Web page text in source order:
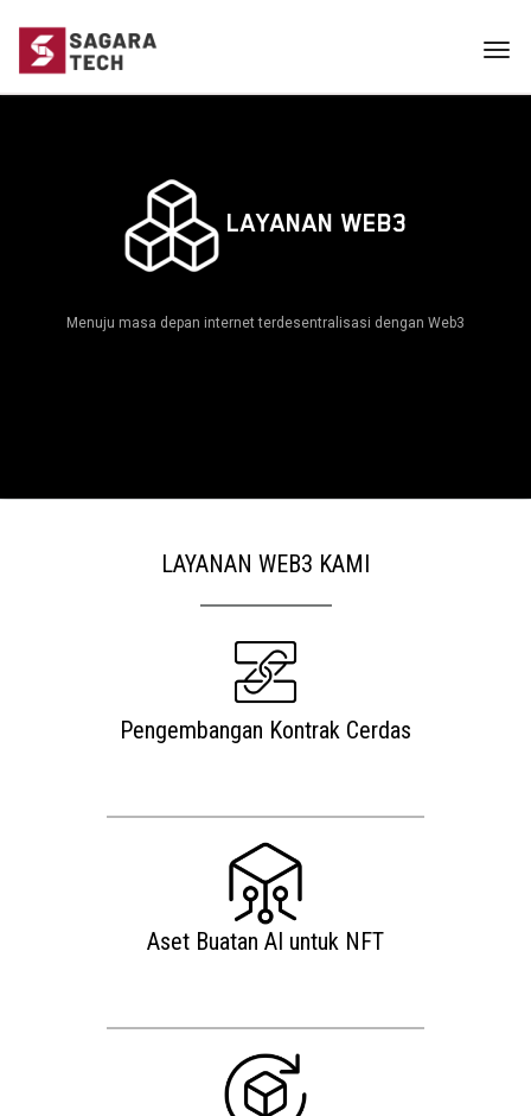
LAYANAN WEB3
Menuju masa depan internet terdesentralisasi dengan Web3
LAYANAN WEB3 KAMI
Pengembangan Kontrak Cerdas
Aset Buatan AI untuk NFT